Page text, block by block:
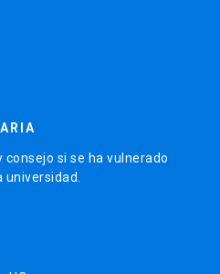
si se ha vulnerado
universidad.